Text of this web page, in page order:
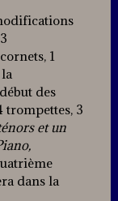
1
des
trompettes, 3
et un
dans la